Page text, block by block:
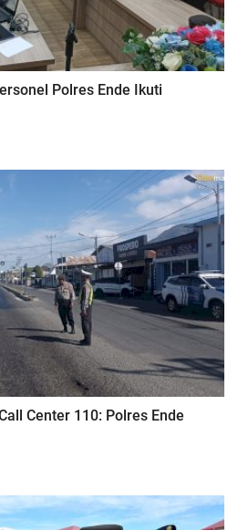
Polres Ende Ikuti
Center 110: Polres Ende